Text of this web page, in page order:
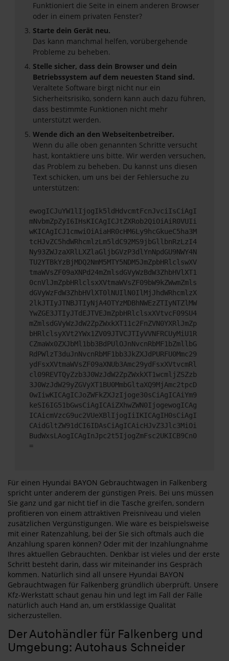
Funktioniert die Seite in einem anderen Browser
oder in einem privaten Fenster?
Starte dein Gerät neu.
Das kann manchmal helfen, vorübergehende
Probleme zu beheben.
Stelle sicher, dass dein Browser und dein
Betriebssystem auf dem neuesten Stand sind.
Veraltete Software birgt nicht nur ein
Sicherheitsrisiko, sondern kann auch dazu führen,
dass bestimmte Funktionen nicht mehr
unterstützt werden.
Wende dich an den Webseitenbetreiber.
Wenn du alle oben genannten Schritte versucht
hast, kontaktiere uns bitte. Wir werden versuchen,
das Problem zu beheben. Du kannst uns diesen
Text schicken, um uns bei der Fehlersuche zu
unterstützen:
ewogICJuYW1lIjogIk5ldHdvcmtFcnJvciIsCiAgI
mNvbmZpZyI6IHsKICAgICJtZXRob2QiOiAiR0VUIi
wKICAgICJ1cmwiOiAiaHR0cHM6Ly9hcGkueC5ha3M
tcHJvZC5hdWRhcmlzLm5ldC92MS9jbGllbnRzLzI4
Ny93ZWJzaXRlLXZlaGljbGVzP3dlYnNpdGU9NWY4N
TU2YTBkYzBjMDQ2NmM5MTY5NDM5JmZpbHRlclswXV
tmaWVsZF09aXNPd24mZmlsdGVyWzBdW3ZhbHVlXT1
0cnVlJmZpbHRlclsxXVtmaWVsZF09bW9kZWwmZmls
dGVyWzFdW3ZhbHVlXT0lNUIlN0IlMjJhdWRhcmlzX
2lkJTIyJTNBJTIyNjA4OTYzMDBhNWEzZTIyNTZlMW
YwZGE3JTIyJTdEJTVEJmZpbHRlclsxXVtvcF09SU4
mZmlsdGVyWzJdW2ZpZWxkXT11c2FnZVN0YXRlJmZp
bHRlclsyXVt2YWx1ZV09JTVCJTIyVVNFRCUyMiU1R
CZmaWx0ZXJbMl1bb3BdPUlOJnNvcnRbMF1bZmllbG
RdPWlzT3duJnNvcnRbMF1bb3JkZXJdPURFU0Mmc29
ydFsxXVtmaWVsZF09aXNUb3Amc29ydFsxXVtvcmRl
cl09REVTQyZzb3J0WzJdW2ZpZWxkXT1wcmljZSZzb
3J0WzJdW29yZGVyXT1BU0MmbGltaXQ9MjAmc2tpcD
0wIiwKICAgICJoZWFkZXJzIjoge30sCiAgICAiYm9
keSI6IG51bGwsCiAgICAiZXhwZWN0IjogewogICAg
ICAicmVzcG9uc2VUeXBlIjogIiIKICAgIH0sCiAgI
CAidGltZW91dCI6IDAsCiAgICAicHJvZ3Jlc3MiOi
BudWxsLAogICAgInJpc2t5IjogZmFsc2UKICB9Cn0
=
Für einen Hyundai BAYON Gebrauchtwagen in Falkenberg
spricht unter anderem der günstigen Preis. Bei uns müssen
Sie ganz und gar nicht tief in die Tasche greifen, sondern
profitieren von einem attraktiven Preisniveau und vielen
zusätzlichen Vergünstigungen. Wie wäre es beispielsweise
mit einer Ratenzahlung, bei der Sie sich oftmals auch die
Anzahlung sparen können? Oder mit der Inzahlungnahme
Ihres aktuellen Gebrauchten. Denkbar ist vieles und der erste
Schritt besteht darin, dass wir miteinander ins Gespräch
kommen. Natürlich sind all unsere Hyundai BAYON
Gebrauchtwagen für Falkenberg gründlich überprüft. Unsere
Kfz-Werkstatt schaut genau hin und legt im Fall der Fälle
natürlich auch Hand an, um erstklassige Qualität
sicherzustellen.
Der Autohändler für Falkenberg und
Umgebung: Autohaus Schneider